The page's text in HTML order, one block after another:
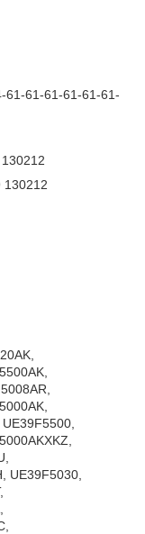
61-61-61-61-61-61-
130212
UE39F5030,